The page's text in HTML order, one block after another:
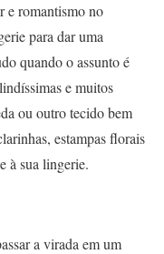
e romantismo no
para dar uma
quando o assunto é
e muitos
ou outro tecido bem
estampas florais
à sua lingerie.
a virada em um